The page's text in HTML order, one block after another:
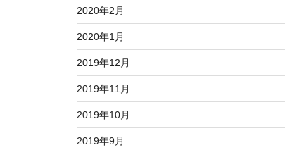
2020年2月
2020年1月
2019年12月
2019年11月
2019年10月
2019年9月